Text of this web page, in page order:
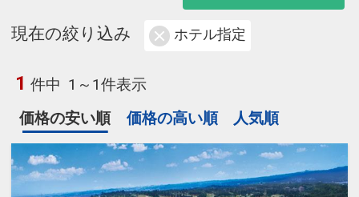
現在の絞り込み ホテル指定
1 件中 1～1件表示
価格の安い順
価格の高い順 人気順